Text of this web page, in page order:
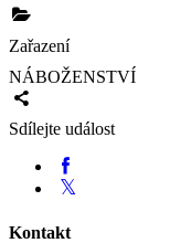
Zařazení
NÁBOŽENSTVÍ
Sdílejte událost
Kontakt